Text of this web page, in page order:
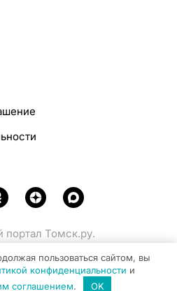
портал Томск.ру.
развития, связи и массовых
Федерации.
пользоваться сайтом, вы
конфиденциальности и
соглашением. OK